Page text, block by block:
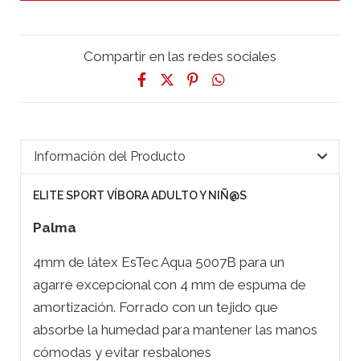
Compartir en las redes sociales
Información del Producto
ELITE SPORT VÍBORA ADULTO Y NIÑ@S
Palma
4mm de látex EsTec Aqua 5007B para un
agarre excepcional con 4 mm de espuma de
amortización. Forrado con un tejido que
absorbe la humedad para mantener las manos
cómodas y evitar resbalones